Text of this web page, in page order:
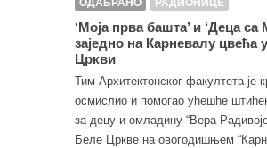
ОДАБРАНО РАДИОНИЦЕ
‘Моја прва башта’ и ‘Деца са
заједно на Карневалу цвећа
Цркви
Тим Архитектонског факултета је
осмислио и помогао ућешће
за децу и омладину “Вера
Беле Цркве на овогодишњем